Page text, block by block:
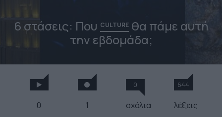
6 στάσεις: Που CULTUREθα πάμε αυτή
την εβδομάδα;
0 1
0
σχόλια
644
λέξεις